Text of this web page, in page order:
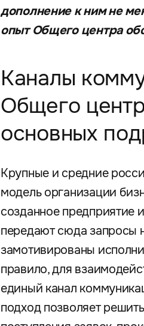
дополнение к ним не
опыт Общего центра
Каналы
Общего
основных
Крупные и средние
модель организации
созданное предприятие
передают сюда запросы
замотивированы
правило, для
единый канал
подход позволяет